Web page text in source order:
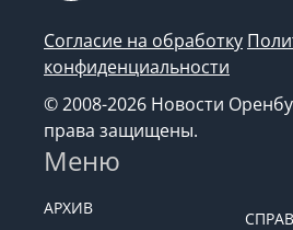
Согласие на обработку
конфиденциальности
© 2008-2026 Новости
права защищены.
Меню
АРХИВ